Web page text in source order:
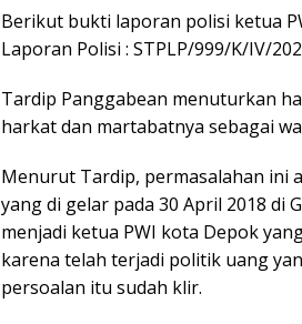
Berikut bukti laporan polisi ketua
Laporan Polisi : STPLP/999/K/IV/
Tardip Panggabean menuturkan
harkat dan martabatnya sebagai
Menurut Tardip, permasalahan ini
yang di gelar pada 30 April 2018 di
menjadi ketua PWI kota Depok
karena telah terjadi politik uang
persoalan itu sudah klir.